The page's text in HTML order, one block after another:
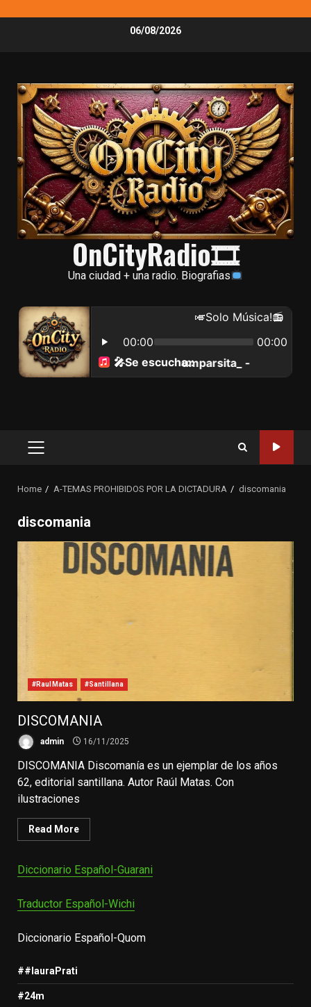
06/08/2026
OnCityRadio🎞
Una ciudad + una radio. Biografias
Primary
Home A-TEMAS PROHIBIDOS POR LA DICTADURA discomania
discomania
#RaulMatas #Santillana
DISCOMANIA
admin 16/11/2025
DISCOMANIA Discomanía es un ejemplar de los años
62, editorial santillana. Autor Raúl Matas. Con
ilustraciones
Read More
Diccionario Español-Guarani
Traductor Español-Wichi
Diccionario Español-Quom
##lauraPrati
#24m